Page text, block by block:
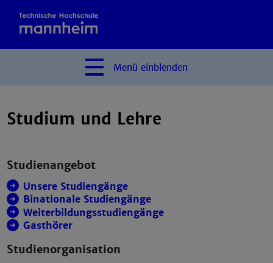
Menü einblenden
Studium und Lehre
Studienangebot
Unsere Studiengänge
Binationale Studiengänge
Weiterbildungsstudiengänge
Gasthörer
Studienorganisation